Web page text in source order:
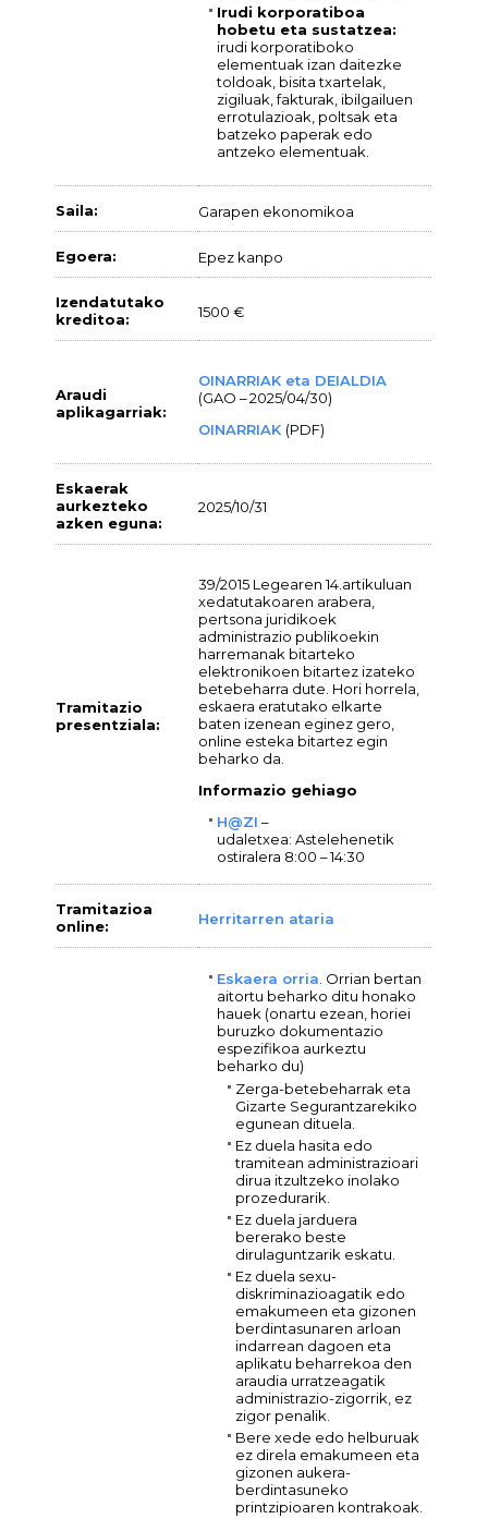
Irudi korporatiboa
hobetu eta sustatzea:
irudi korporatiboko
elementuak izan daitezke
toldoak, bisita txartelak,
zigiluak, fakturak, ibilgailuen
errotulazioak, poltsak eta
batzeko paperak edo
antzeko elementuak.
Saila: Garapen ekonomikoa
Egoera: Epez kanpo
Izendatutako
kreditoa:
1500 €
Araudi
aplikagarriak:
OINARRIAK eta DEIALDIA
(GAO – 2025/04/30)
OINARRIAK (PDF)
Eskaerak
aurkezteko
azken eguna:
2025/10/31
Tramitazio
presentziala:
39/2015 Legearen 14.artikuluan
xedatutakoaren arabera,
pertsona juridikoek
administrazio publikoekin
harremanak bitarteko
elektronikoen bitartez izateko
betebeharra dute. Hori horrela,
eskaera eratutako elkarte
baten izenean eginez gero,
online esteka bitartez egin
beharko da.
Informazio gehiago
H@ZI –
udaletxea: Astelehenetik
ostiralera 8:00 – 14:30
Tramitazioa
online:
Herritarren ataria
Eskaera orria . Orrian bertan
aitortu beharko ditu honako
hauek (onartu ezean, horiei
buruzko dokumentazio
espezifikoa aurkeztu
beharko du)
Zerga-betebeharrak eta
Gizarte Segurantzarekiko
egunean dituela.
Ez duela hasita edo
tramitean administrazioari
dirua itzultzeko inolako
prozedurarik.
Ez duela jarduera
bererako beste
dirulaguntzarik eskatu.
Ez duela sexu-
diskriminazioagatik edo
emakumeen eta gizonen
berdintasunaren arloan
indarrean dagoen eta
aplikatu beharrekoa den
araudia urratzeagatik
administrazio-zigorrik, ez
zigor penalik.
Bere xede edo helburuak
ez direla emakumeen eta
gizonen aukera-
berdintasuneko
printzipioaren kontrakoak.